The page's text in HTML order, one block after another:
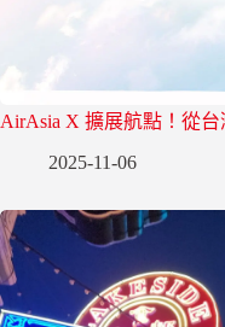
AirAsia X 擴展航點！從
2025-11-06